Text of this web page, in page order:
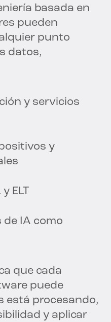
basada en
pueden
punto
datos,
y servicios
y
ELT
IA como
que cada
puede
está procesando,
y aplicar